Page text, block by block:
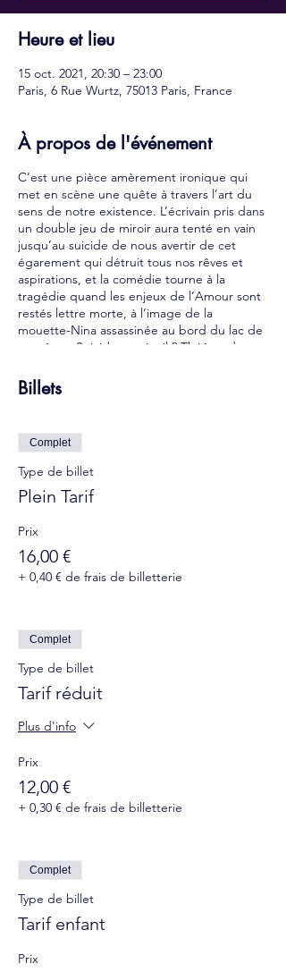
Heure et lieu
15 oct. 2021, 20:30 – 23:00
Paris, 6 Rue Wurtz, 75013 Paris, France
À propos de l'événement
C’est une pièce amèrement ironique qui
met en scène une quête à travers l’art du
sens de notre existence. L’écrivain pris dans
un double jeu de miroir aura tenté en vain
jusqu’au suicide de nous avertir de cet
égarement qui détruit tous nos rêves et
aspirations, et la comédie tourne à la
tragédie quand les enjeux de l’Amour sont
restés lettre morte, à l’image de la
mouette-Nina assassinée au bord du lac de
ses rêves. Suicide ou réveil ? Théâtre des
Tarif sur place : (chaque spectacle)
12€ - Tarif réduit (résidents du 13e, retraités,
demandeurs d'emploi, étudiants...)
8€ - Tarif enfant
COVID-19 : contrôle du Pass Sanitaire +
port du masque obligatoire
Billets
Complet
Type de billet
Plein Tarif
Prix
16,00 €
+ 0,40 € de frais de billetterie
Complet
Type de billet
Tarif réduit
Plus d'info
Prix
12,00 €
+ 0,30 € de frais de billetterie
Complet
Type de billet
Tarif enfant
Prix